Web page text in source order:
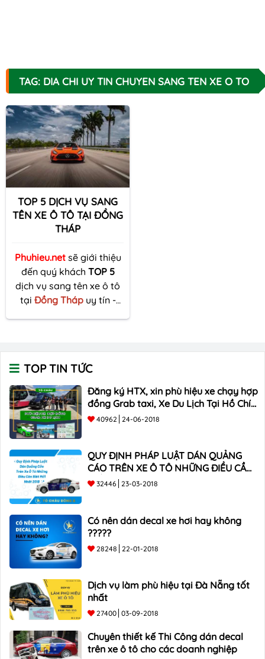
TAG: DIA CHI UY TIN CHUYEN SANG TEN XE O TO
TOP 5 DỊCH VỤ SANG
TÊN XE Ô TÔ TẠI ĐỒNG
THÁP
Phuhieu.net sẽ giới thiệu
đến quý khách TOP 5
dịch vụ sang tên xe ô tô
tại Đồng Tháp uy tín -
TOP TIN TỨC
Đăng ký HTX, xin phù hiệu xe chạy hợp
đồng Grab taxi, Xe Du Lịch Tại Hồ Chí
Minh Giá Rẻ
40962 24-06-2018
QUY ĐỊNH PHÁP LUẬT DÁN QUẢNG
CÁO TRÊN XE Ô TÔ NHỮNG ĐIỀU CẦN
BIẾT mới nhất 2018 ???
32446 23-03-2018
Có nên dán decal xe hơi hay không
?????
28248 22-01-2018
Dịch vụ làm phù hiệu tại Đà Nẵng tốt
nhất
27400 03-09-2018
Chuyên thiết kế Thi Công dán decal
trên xe ô tô cho các doanh nghiệp